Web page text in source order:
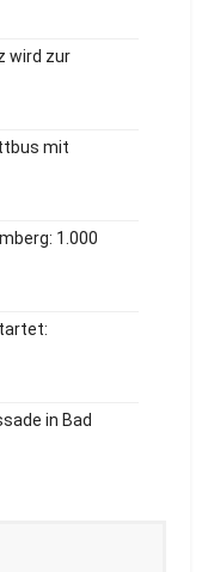
wird zur
mit
1.000
in Bad